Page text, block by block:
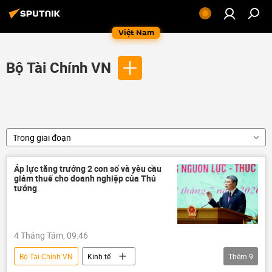
Việt Nam
Bộ Tài Chính VN
Trong giai đoạn
Áp lực tăng trưởng 2 con số và yêu cầu
giảm thuế cho doanh nghiệp của Thủ
tướng
4 Tháng Tám, 09:46
Bộ Tài Chính VN
Kinh tế
Thêm 9